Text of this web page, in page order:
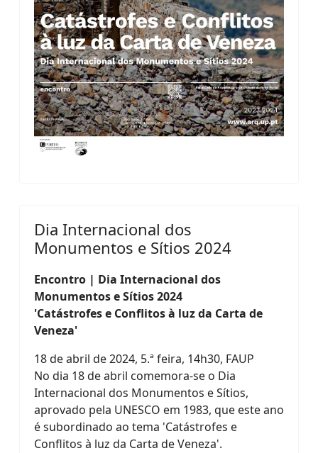
Dia Internacional dos
Monumentos e Sítios 2024
Encontro | Dia Internacional dos
Monumentos e Sítios 2024
'Catástrofes e Conflitos à luz da Carta de
Veneza'
18 de abril de 2024, 5.ª feira, 14h30, FAUP
No dia 18 de abril comemora-se o Dia
Internacional dos Monumentos e Sítios,
aprovado pela UNESCO em 1983, que este ano
é subordinado ao tema 'Catástrofes e
Conflitos à luz da Carta de Veneza'.